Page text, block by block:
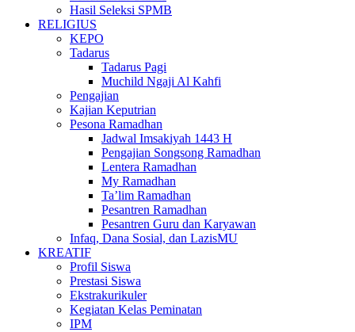
Hasil Seleksi SPMB
RELIGIUS
KEPO
Tadarus
Tadarus Pagi
Muchild Ngaji Al Kahfi
Pengajian
Kajian Keputrian
Pesona Ramadhan
Jadwal Imsakiyah 1443 H
Pengajian Songsong Ramadhan
Lentera Ramadhan
My Ramadhan
Ta’lim Ramadhan
Pesantren Ramadhan
Pesantren Guru dan Karyawan
Infaq, Dana Sosial, dan LazisMU
KREATIF
Profil Siswa
Prestasi Siswa
Ekstrakurikuler
Kegiatan Kelas Peminatan
IPM